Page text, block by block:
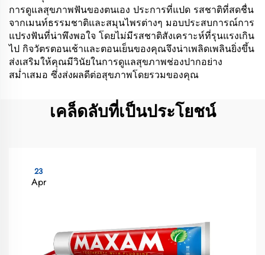
การดูแลสุขภาพฟันของตนเอง ประการที่แปด รสชาติที่สดชื่น
จากเมนท์ธรรมชาติและสมุนไพรต่างๆ มอบประสบการณ์การ
แปรงฟันที่น่าพึงพอใจ โดยไม่มีรสชาติสังเคราะห์ที่รุนแรงเกิน
ไป กิจวัตรตอนเช้าและตอนเย็นของคุณจึงน่าเพลิดเพลินยิ่งขึ้น
ส่งเสริมให้คุณมีวินัยในการดูแลสุขภาพช่องปากอย่าง
สม่ำเสมอ ซึ่งส่งผลดีต่อสุขภาพโดยรวมของคุณ
เคล็ดลับที่เป็นประโยชน์
23
Apr